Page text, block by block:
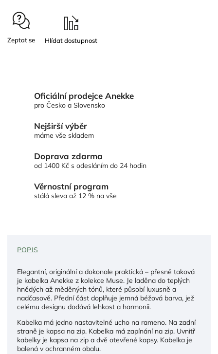
Zeptat se
Oficiální prodejce Anekke
pro Česko a Slovensko
Nejširší výběr
máme vše skladem
Doprava zdarma
od 1400 Kč s odesláním do 24 hodin
Věrnostní program
stálá sleva až 12 % na vše
POPIS
Elegantní, originální a dokonale praktická – přesně taková
je kabelka Anekke z kolekce Muse. Je laděna do teplých
hnědých až měděných tónů, které působí luxusně a
nadčasově. Přední část doplňuje jemná béžová barva, jež
celému designu dodává lehkost a harmonii.
Kabelka má jedno nastavitelné ucho na rameno. Na zadní
straně je kapsa na zip. Kabelka má zapínání na zip. Uvnitř
kabelky je kapsa na zip a dvě otevřené kapsy. Kabelka je
balená v ochranném obalu.